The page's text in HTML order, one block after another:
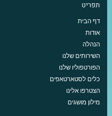
תפריט
דף הבית
אודות
הנהלה
השירותים שלנו
הפורטפוליו שלנו
כלים לסטארטאפים
הצטרפו אלינו
מילון מושגים